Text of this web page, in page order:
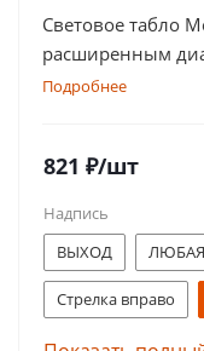
Световое табло
расширенным
скрытой
Подробнее
821 ₽/шт
Надпись
ВЫХОД
Стрелка вправо
Газ! Уходи!